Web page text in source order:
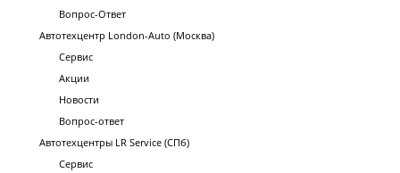
Вопрос-Ответ
Автотехцентр London-Auto (Москва)
Сервис
Акции
Новости
Вопрос-ответ
Автотехцентры LR Service (СПб)
Сервис